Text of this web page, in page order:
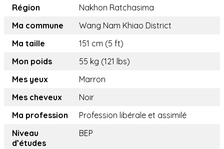
Région
Nakhon Ratchasima
Ma commune
Wang Nam Khiao District
Ma taille
151 cm (5 ft)
Mon poids
55 kg (121 lbs)
Mes yeux
Marron
Mes cheveux
Noir
Ma profession
Profession libérale et assimilé
Niveau
d’études
BEP